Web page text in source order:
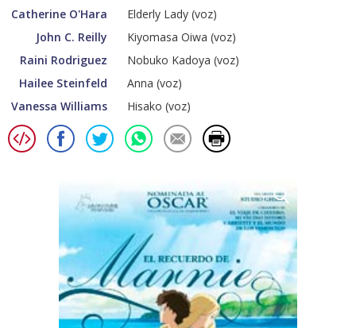
Catherine O'Hara
Elderly Lady (voz)
John C. Reilly
Kiyomasa Oiwa (voz)
Raini Rodriguez
Nobuko Kadoya (voz)
Hailee Steinfeld
Anna (voz)
Vanessa Williams
Hisako (voz)